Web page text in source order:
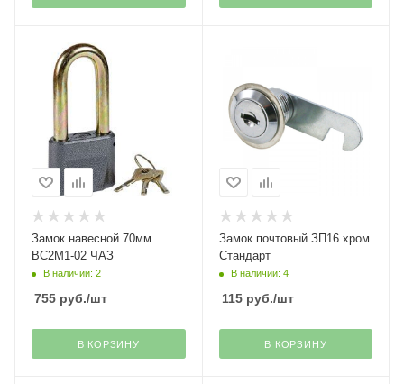
Замок навесной 70мм
ВС2М1-02 ЧАЗ
В наличии: 2
755 руб./шт
В КОРЗИНУ
Замок почтовый ЗП16 хром
Стандарт
В наличии: 4
115руб./шт
В КОРЗИНУ